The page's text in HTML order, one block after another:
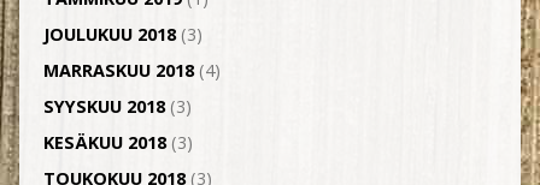
JOULUKUU 2018(3)
MARRASKUU 2018(4)
SYYSKUU 2018(3)
KESÄKUU 2018(3)
TOUKOKUU 2018(3)